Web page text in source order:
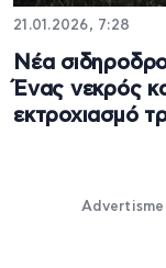
21.01.2026, 7:28
Νέα
Ένας νεκρός
εκτροχιασμό